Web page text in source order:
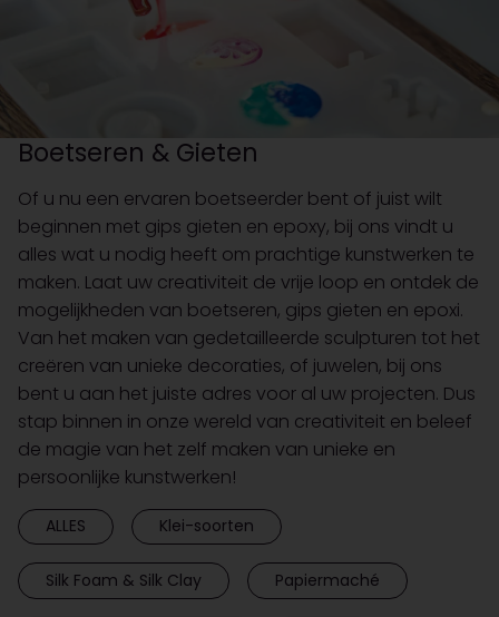
Boetseren & Gieten
Of u nu een ervaren boetseerder bent of juist wilt
beginnen met gips gieten en epoxy, bij ons vindt u
alles wat u nodig heeft om prachtige kunstwerken te
maken. Laat uw creativiteit de vrije loop en ontdek de
mogelijkheden van boetseren, gips gieten en epoxi.
Van het maken van gedetailleerde sculpturen tot het
creëren van unieke decoraties, of juwelen, bij ons
bent u aan het juiste adres voor al uw projecten. Dus
stap binnen in onze wereld van creativiteit en beleef
de magie van het zelf maken van unieke en
persoonlijke kunstwerken!
ALLES Klei-soorten
Silk Foam & Silk Clay Papiermaché